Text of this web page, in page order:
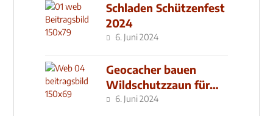
Schladen Schützenfest
2024
6. Juni 2024
Geocacher bauen
Wildschutzzaun für
den MachMit! Wald
6. Juni 2024